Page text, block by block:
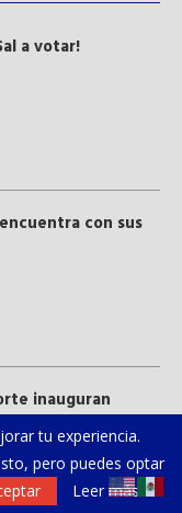
a votar!
con sus
inauguran
Sinaloa
tu experiencia.
pero puedes optar
Leer más